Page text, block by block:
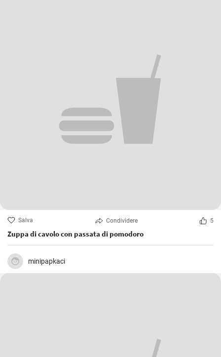
Salva Condividere 5
Zuppa di cavolo con passata di pomodoro
minipapkaci